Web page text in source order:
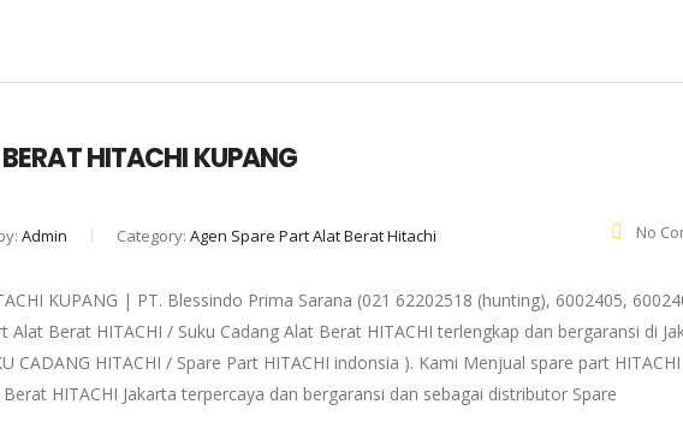
HITACHI KUPANG
Admin Category: Agen Spare Part Alat Berat Hitachi No
KUPANG | PT. Blessindo Prima Sarana (021 62202518 (hunting), 6002405,
Berat HITACHI / Suku Cadang Alat Berat HITACHI terlengkap dan bergaransi di
CADANG HITACHI / Spare Part HITACHI indonsia ). Kami Menjual spare part
HITACHI Jakarta terpercaya dan bergaransi dan sebagai distributor Spare